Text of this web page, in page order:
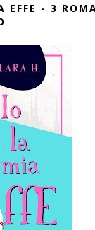
EFFE - 3